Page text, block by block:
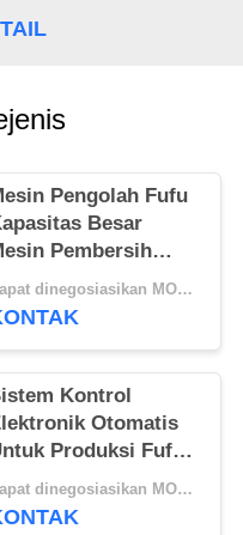
Pengolah Fufu
Besar
Pembersih
Singkong
dinegosiasikan MOQ:1 Set
Kontrol
Otomatis
Produksi Fufu /
Tepung
dinegosiasikan MOQ:1 Set